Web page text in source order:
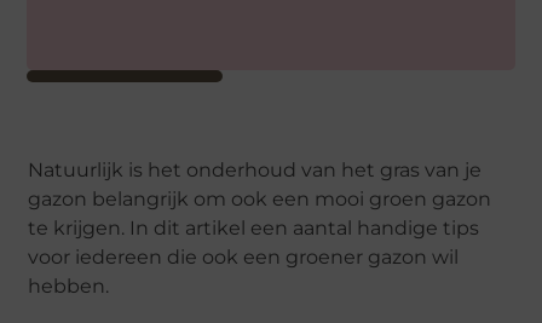
Natuurlijk is het onderhoud van het gras van je
gazon belangrijk om ook een mooi groen gazon
te krijgen. In dit artikel een aantal handige tips
voor iedereen die ook een groener gazon wil
hebben.